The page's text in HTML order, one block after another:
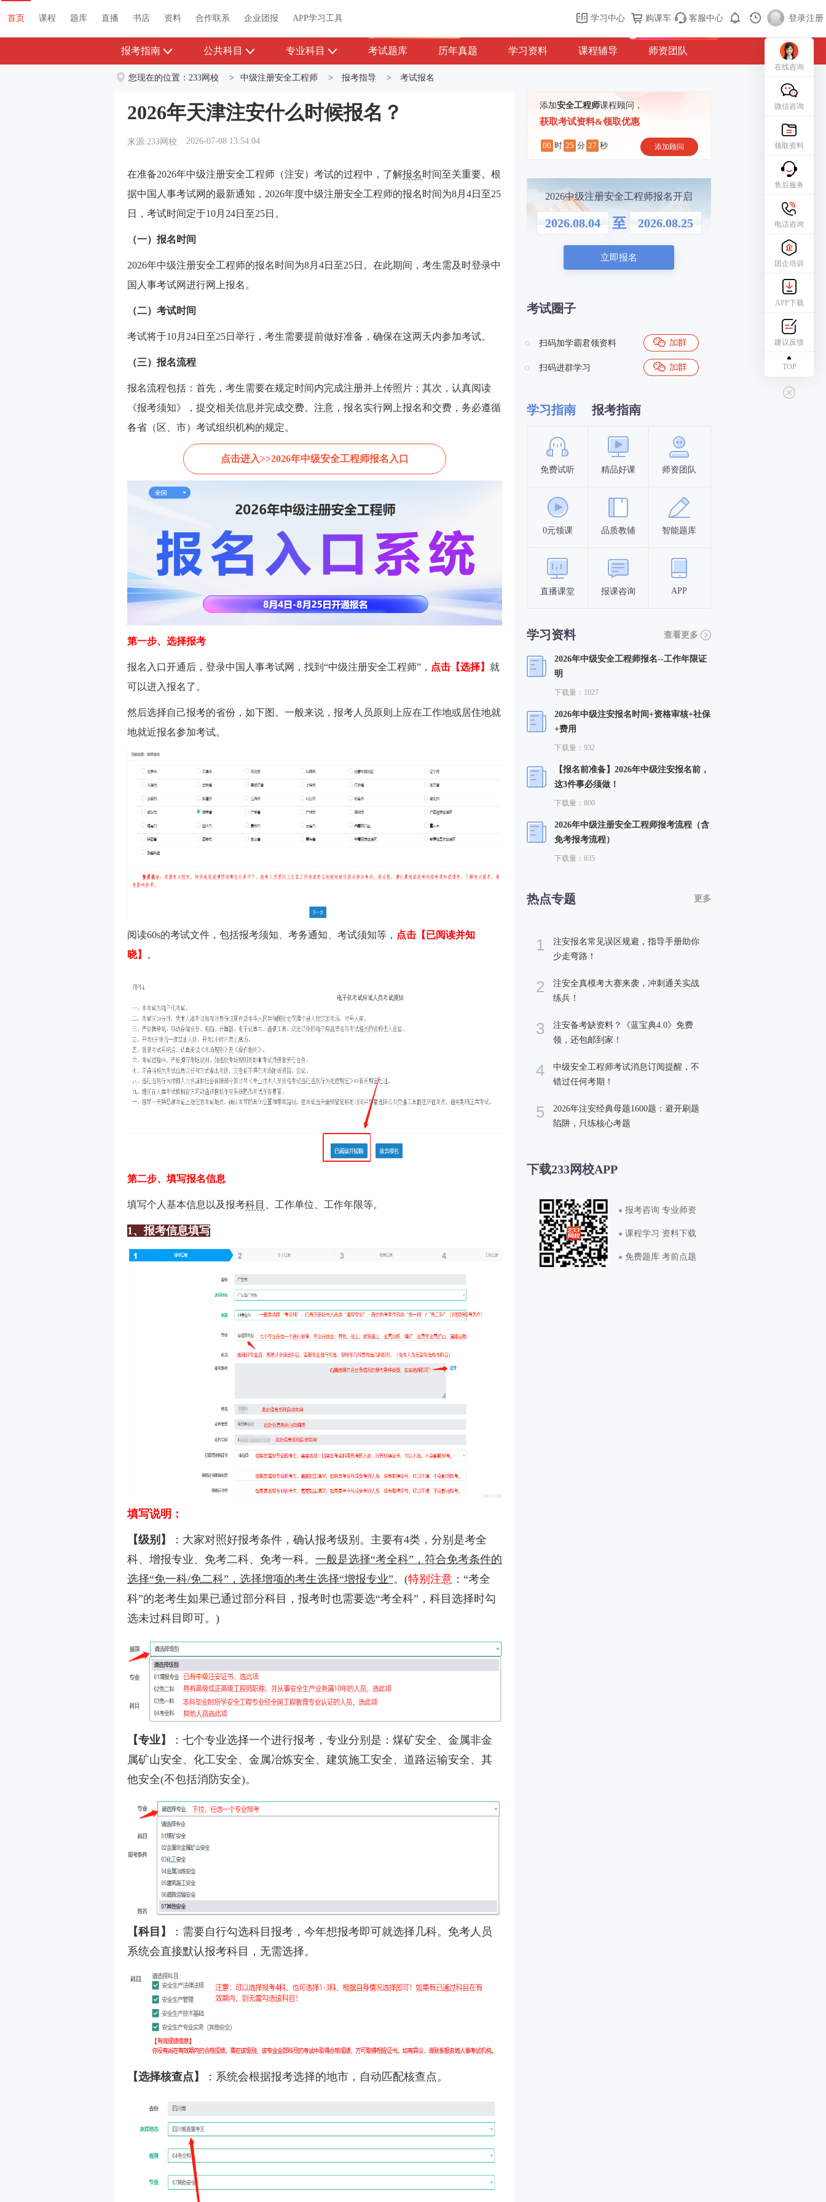
首页 课程 题库 直播 书店 资料 合作联系 企业团报 APP学习工具 学习中心 购课车 客服中心 登录|注册
首页 课程 题库 直播 书店 资料 关于我们 帮助中心 购课车 登录/注册
报考指南 公共科目 专业科目 考试题库 历年真题 学习资料 课程辅导 师资团队
您现在的位置： 233网校 > 中级注册安全工程师 > 报考指导 > 考试报名
2026年天津注安什么时候报名？
来源:233网校 2026-07-08 13:54:04
在准备2026年中级注册安全工程师（注安）考试的过程中，了解报名时间至关重要。根
据中国人事考试网的最新通知，2026年度中级注册安全工程师的报名时间为8月4日至25
日，考试时间定于10月24日至25日。
（一）报名时间
2026年中级注册安全工程师的报名时间为8月4日至25日。在此期间，考生需及时登录中
国人事考试网进行网上报名。
（二）考试时间
考试将于10月24日至25日举行，考生需要提前做好准备，确保在这两天内参加考试。
（三）报名流程
报名流程包括：首先，考生需要在规定时间内完成注册并上传照片；其次，认真阅读
《报考须知》，提交相关信息并完成交费。注意，报名实行网上报名和交费，务必遵循
各省（区、市）考试组织机构的规定。
点击进入>>2026年中级安全工程师报名入口
第一步、选择报考
报名入口开通后，登录中国人事考试网，找到“中级注册安全工程师”， 点击【选择】 就
可以进入报名了。
然后选择自己报考的省份，如下图。一般来说，报考人员原则上应在工作地或居住地就
地就近报名参加考试。
阅读60s的考试文件，包括报考须知、考务通知、考试须知等， 点击【已阅读并知
晓】
。
第二步、填写报名信息
填写个人基本信息以及报考科目 、工作单位、工作年限等。
1、报考信息填写
填写说明：
【级别】
：大家对照好报考条件，确认报考级别。主要有4类，分别是考全
科、增报专业、免考二科、免考一科。 一般是选择“考全科”，符合免考条件的
选择“免一科/免二科”，选择增项的考生选择“增报专业”。(特别注意 ：“考全
科”的老考生如果已通过部分科目，报考时也需要选“考全科”，科目选择时勾
选未过科目即可。)
【专业】
：七个专业选择一个进行报考，专业分别是：煤矿安全、金属非金
属矿山安全、化工安全、金属冶炼安全、建筑施工安全、道路运输安全、其
他安全(不包括消防安全)。
【科目】
：需要自行勾选科目报考，今年想报考即可就选择几科。免考人员
系统会直接默认报考科目，无需选择。
【选择核查点】 ：系统会根据报考选择的地市，自动匹配核查点。
添加安全工程师课程顾问，
获取考试资料&领取优惠
00 时 25 分 26 秒 添加顾问
2026中级注册安全工程师报名开启
2026.08.04 至 2026.08.25
立即报名
考试圈子
扫码加学霸君领资料
扫码进群学习
学习指南 报考指南
免费试听 精品好课 师资团队
0元领课 品质教辅 智能题库
直播课堂 报课咨询 APP
学习资料 查看更多
2026年中级安全工程师报名--工作年限证
明
下载量：1027
2026年中级注安报名时间+资格审核+社保
+费用
下载量：932
【报名前准备】2026年中级注安报名前，
这3件事必须做！
下载量：800
2026年中级注册安全工程师报考流程（含
免考报考流程）
下载量：835
热点专题 更多
1
注安报名常见误区规避，指导手册助你
少走弯路！
2
注安全真模考大赛来袭，冲刺通关实战
练兵！
3
注安备考缺资料？《蓝宝典4.0》免费
领，还包邮到家！
4
中级安全工程师考试消息订阅提醒，不
错过任何考期！
5
2026年注安经典母题1600题：避开刷题
陷阱，只练核心考题
下载233网校APP
报考咨询 专业师资
课程学习 资料下载
免费题库 考前点题
在线咨询
微信咨询
领取资料
售后服务
电话咨询
团企培训
APP下载
建议反馈
TOP